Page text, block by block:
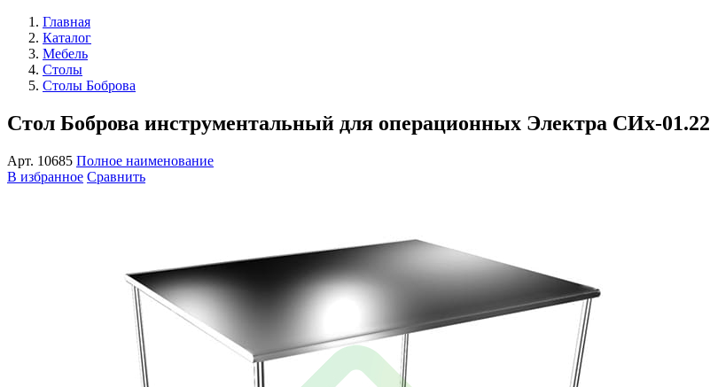
Главная
Каталог
Мебель
Столы
Столы Боброва
Стол Боброва инструментальный для операционных Электра СИх-01.22
Арт. 10685 Полное наименование
В избранное Сравнить